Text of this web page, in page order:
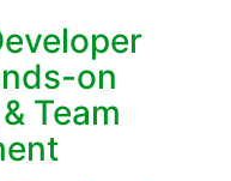
on
Team